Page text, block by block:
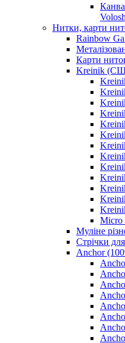
Нитки, карти
Rainbow
Карти
Kreinik
Micro
Муліне
Стрічки
Anchor